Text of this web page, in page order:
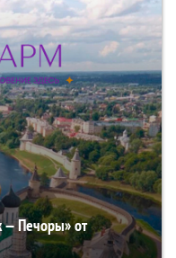
— Печоры» от